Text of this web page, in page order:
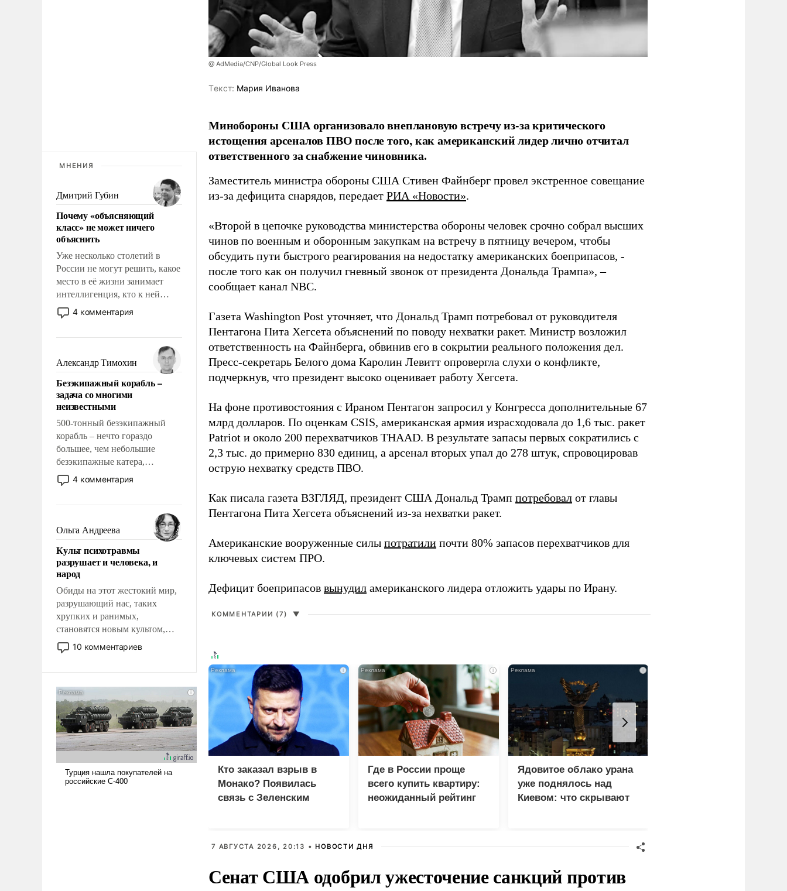
МНЕНИЯ
Дмитрий Губин
Почему «объясняющий
класс» не может ничего
объяснить
Уже несколько столетий в
России не могут решить, какое
место в её жизни занимает
интеллигенция, кто к ней
принадлежит, а кого из неё
исключили с правом
чем она отличается от просто
образованных людей. Иногда
казалось, что эти вопросы
решены раз и навсегда, но –
нет, не решены.
4 комментария
Александр Тимохин
Безэкипажный корабль –
задача со многими
неизвестными
500-тонный безэкипажный
корабль – нечто гораздо
большее, чем небольшие
безэкипажные катера,
применение которых уже
стало обыденностью. Задача по
сложна и амбициозна. Однако
и ее реализация радикально
поднимет наши боевые
возможности.
4 комментария
Ольга Андреева
Культ психотравмы
разрушает и человека, и
народ
Обиды на этот жестокий мир,
разрушающий нас, таких
хрупких и ранимых,
становятся новым культом,
постепенно вытесняя и
отменяя традиционное
ударами судьбы, брать на себя
ответственность, помогать
слабым, идти вперед и
адаптироваться.
10 комментариев
@ AdMedia/CNP/Global Look Press
Tекст: Мария Иванова
Минобороны США организовало внеплановую встречу из-за критического
истощения арсеналов ПВО после того, как американский лидер лично отчитал
ответственного за снабжение чиновника.
Заместитель министра обороны США Стивен Файнберг провел экстренное совещание
из-за дефицита снарядов, передает РИА «Новости».
«Второй в цепочке руководства министерства обороны человек срочно собрал высших
чинов по военным и оборонным закупкам на встречу в пятницу вечером, чтобы
обсудить пути быстрого реагирования на недостатку американских боеприпасов, -
после того как он получил гневный звонок от президента Дональда Трампа», –
сообщает канал NBC.
Газета Washington Post уточняет, что Дональд Трамп потребовал от руководителя
Пентагона Пита Хегсета объяснений по поводу нехватки ракет. Министр возложил
ответственность на Файнберга, обвинив его в сокрытии реального положения дел.
Пресс-секретарь Белого дома Каролин Левитт опровергла слухи о конфликте,
подчеркнув, что президент высоко оценивает работу Хегсета.
На фоне противостояния с Ираном Пентагон запросил у Конгресса дополнительные 67
млрд долларов. По оценкам CSIS, американская армия израсходовала до 1,6 тыс. ракет
Patriot и около 200 перехватчиков THAAD. В результате запасы первых сократились с
2,3 тыс. до примерно 830 единиц, а арсенал вторых упал до 278 штук, спровоцировав
острую нехватку средств ПВО.
Как писала газета ВЗГЛЯД, президент США Дональд Трамп потребовал от главы
Пентагона Пита Хегсета объяснений из-за нехватки ракет.
Американские вооруженные силы потратили почти 80% запасов перехватчиков для
ключевых систем ПРО.
Дефицит боеприпасов вынудил американского лидера отложить удары по Ирану.
КОММЕНТАРИИ (7) ▼
i
Кто заказал взрыв в
Монако? Появилась
связь с Зеленским
i
Где в России проще
всего купить квартиру:
неожиданный рейтинг
i
Ядовитое облако урана
уже поднялось над
Киевом: что скрывают
7 АВГУСТА 2026, 20:13 • НОВОСТИ ДНЯ
Сенат США одобрил ужесточение санкций против